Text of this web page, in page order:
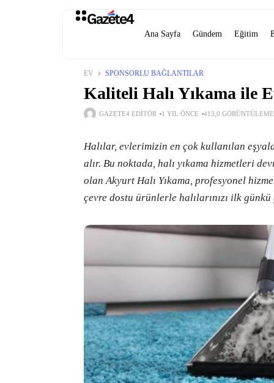
Ana Sayfa Gündem Eğitim
EV SPONSORLU BAĞLANTILAR
Kaliteli Halı Yıkama ile
GAZETE4 EDITÖR 1 YIL ÖNCE 413,0 GÖRÜNTÜLEME
Halılar, evlerimizin en çok kullanılan
alır. Bu noktada, halı yıkama hizmetleri
olan Akyurt Halı Yıkama, profesyonel
çevre dostu ürünlerle halılarınızı ilk